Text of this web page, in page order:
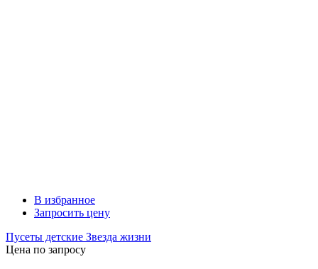
В избранное
Запросить цену
Пусеты детские Звезда жизни
Цена по запросу